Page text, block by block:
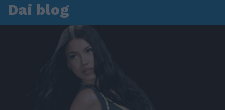
Dai blog